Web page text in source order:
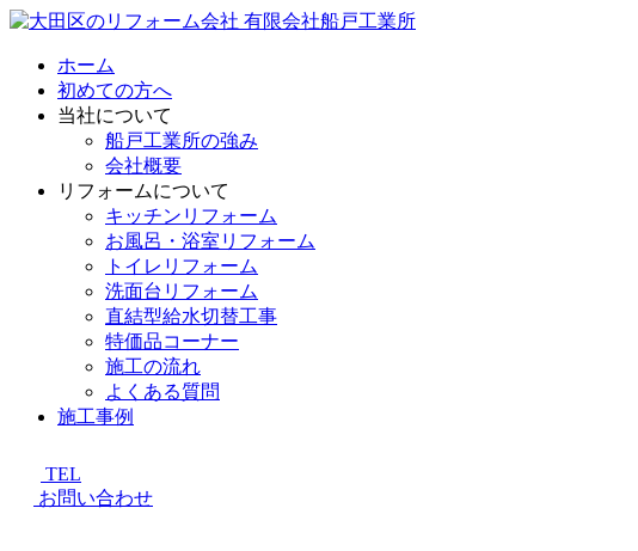
ホーム
初めての方へ
当社について
船戸工業所の強み
会社概要
リフォームについて
キッチンリフォーム
お風呂・浴室リフォーム
トイレリフォーム
洗面台リフォーム
直結型給水切替工事
特価品コーナー
施工の流れ
よくある質問
施工事例
TEL
お問い合わせ